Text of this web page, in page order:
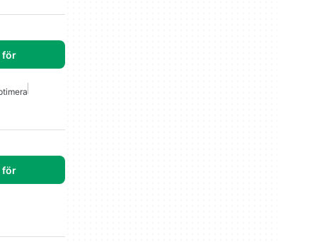
för
för